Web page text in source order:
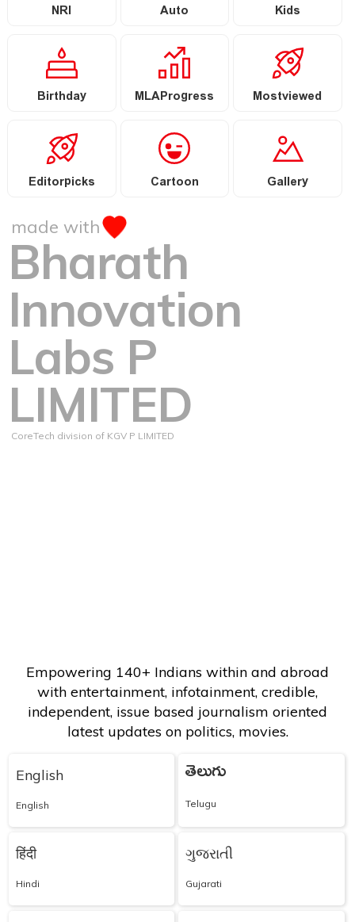
NRI Auto Kids
Birthday MLAProgress Mostviewed
Editorpicks Cartoon Gallery
made with
Bharath
Innovation
Labs P
LIMITED
CoreTech division of KGV P LIMITED
Empowering 140+ Indians within and abroad
with entertainment, infotainment, credible,
independent, issue based journalism oriented
latest updates on politics, movies.
English
English
తెలుగు
Telugu
हिंदी
Hindi
ગુજરાતી
Gujarati